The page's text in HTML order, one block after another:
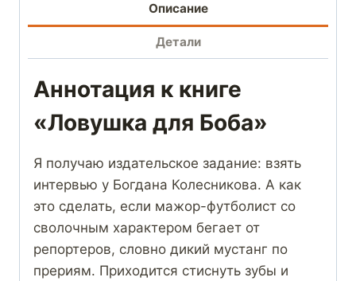
Описание
Детали
Аннотация к книге
«Ловушка для Боба»
Я получаю издательское задание: взять
интервью у Богдана Колесникова. А как
это сделать, если мажор-футболист со
сволочным характером бегает от
репортеров, словно дикий мустанг по
прериям. Приходится стиснуть зубы и